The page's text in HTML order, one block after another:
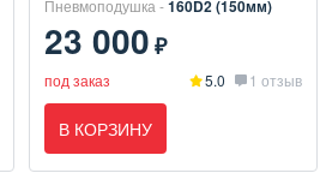
Пневмоподушка -160D2 (150мм)
23 000₽
под заказ 5.0 1 отзыв
В КОРЗИНУ